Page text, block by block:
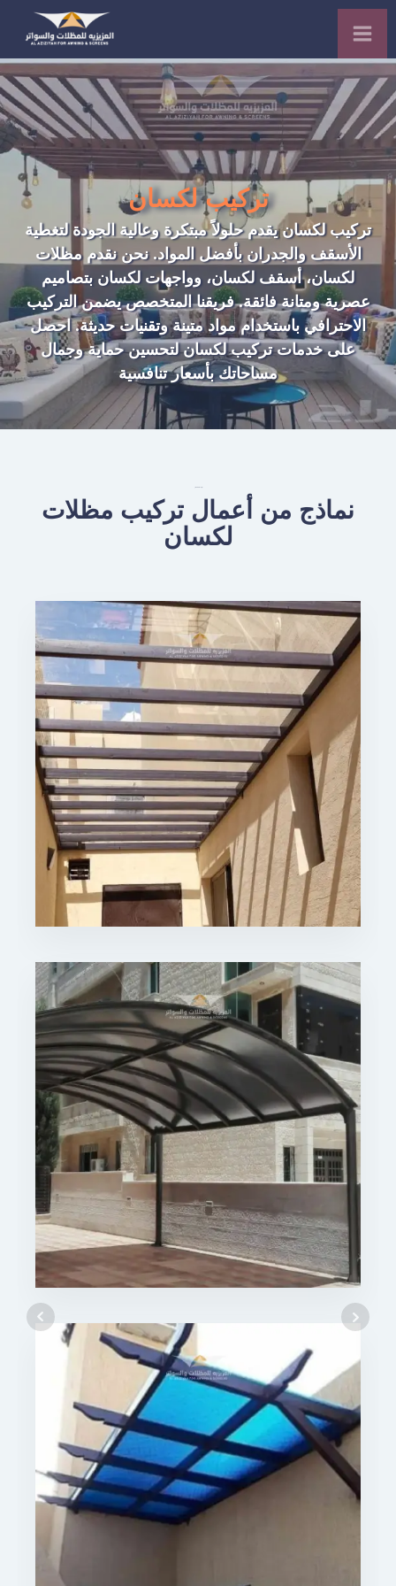
تركيب لكسان
تركيب لكسان يقدم حلولاً مبتكرة وعالية الجودة لتغطية
الأسقف والجدرانبأفضلالمواد. نحن نقدممظلات
لكسان، أسقف لكسان، وواجهات لكسان بتصاميم
عصرية ومتانة فائقة. فريقنا المتخصص يضمن التركيب
الاحترافي باستخدام مواد متينةوتقنياتحديثة. احصل
على خدماتتركيبلكسان لتحسين حماية وجمال
مساحاتك بأسعار تنافسية
نماذج من أعمال تركيب مظلات
لكسان